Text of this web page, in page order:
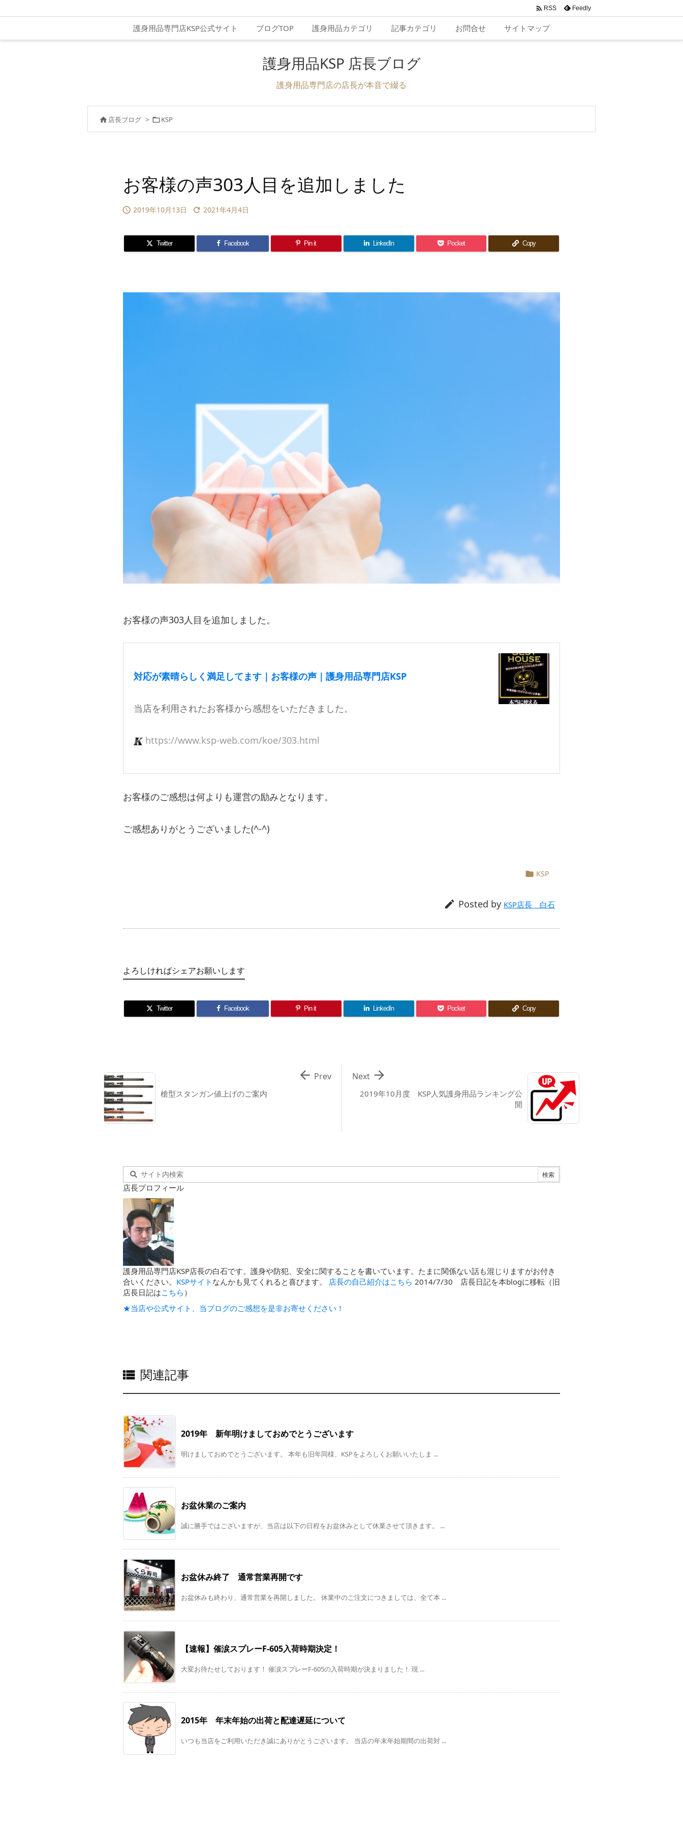
護身用品専門店KSP公式サイト ブログTOP 護身用品カテゴリ 記事カテゴリ お問合せ サイトマップ
 RSS Feedly
護身用品KSP 店長ブログ
護身用品専門店の店長が本音で綴る
 店長ブログ > KSP
お客様の声303人目を追加しました
 2019年10月13日  2021年4月4日
Twitter Facebook Pin it LinkedIn Pocket Copy
お客様の声303人目を追加しました。
対応が素晴らしく満足してます｜お客様の声｜護身用品専門店KSP
当店を利用されたお客様から感想をいただきました。
https://www.ksp-web.com/koe/303.html
お客様のご感想は何よりも運営の励みとなります。
ご感想ありがとうございました(^-^)
 KSP
 Posted by KSP店長 白石
よろしければシェアお願いします
Twitter Facebook Pin it LinkedIn Pocket Copy
2019年10月度 KSP人気護身用品ランキング公
開

Next
槍型スタンガン値上げのご案内
 Prev
店長プロフィール
護身用品専門店KSP店長の白石です。護身や防犯、安全に関することを書いています。たまに関係ない話も混じりますがお付き
合いください。 KSPサイト なんかも見てくれると喜びます。 店長の自己紹介はこちら 2014/7/30 店長日記を本blogに移転（旧
店長日記はこちら ）
★当店や公式サイト、当ブログのご感想を是非お寄せください！
 関連記事
2019年 新年明けましておめでとうございます
明けましておめでとうございます。 本年も旧年同様、KSPをよろしくお願いいたしま ...
お盆休業のご案内
誠に勝手ではございますが、当店は以下の日程をお盆休みとして休業させて頂きます。 ...
お盆休み終了 通常営業再開です
お盆休みも終わり、通常営業を再開しました。 休業中のご注文につきましては、全て本 ...
【速報】催涙スプレーF-605入荷時期決定！
大変お待たせしております！ 催涙スプレーF-605の入荷時期が決まりました！ 現 ...
2015年 年末年始の出荷と配達遅延について
いつも当店をご利用いただき誠にありがとうございます。 当店の年末年始期間の出荷対 ...